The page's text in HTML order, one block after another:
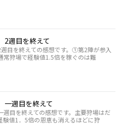
2週目を終えて
目を終えての感想です。①第2陣が参入
常狩場で経験値1.5倍を稼ぐのは難
一週目を終えて
週目を終えての感想です。主要狩場はだ
験値1．5倍の恩恵も消えるほどに狩